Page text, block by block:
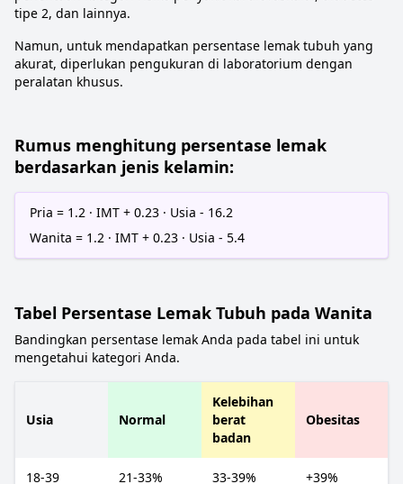
tipe 2, dan lainnya.
Namun, untuk mendapatkan persentase lemak tubuh yang
akurat, diperlukan pengukuran di laboratorium dengan
peralatan khusus.
Rumus menghitung persentase lemak
berdasarkan jenis kelamin:
Pria = 1.2 · IMT + 0.23 · Usia - 16.2
Wanita = 1.2 · IMT + 0.23 · Usia - 5.4
Tabel Persentase Lemak Tubuh pada Wanita
Bandingkan persentase lemak Anda pada tabel ini untuk
mengetahui kategori Anda.
Usia Normal
Kelebihan
berat
badan
Obesitas
18-39 21-33% 33-39% +39%